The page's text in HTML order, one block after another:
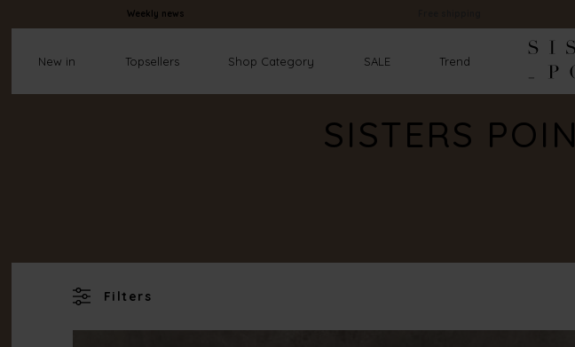
Weekly news
New in Topsellers Shop Category SALE Trend
SISTERS
Filters